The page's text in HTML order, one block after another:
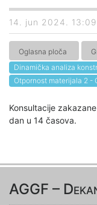
14. jun 2024.
Oglasna ploča
Dinamička analiza
Otpornost materijala 2 -
Konsultacije
dan u 14 časova.
AGGF –